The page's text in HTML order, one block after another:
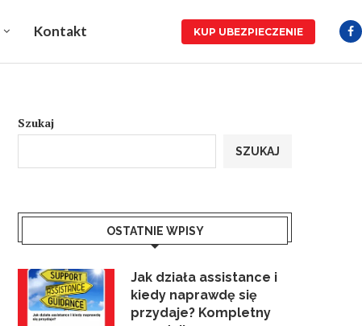
Kontakt KUP UBEZPIECZENIE
Szukaj
SZUKAJ
OSTATNIE WPISY
Jak działa assistance i
kiedy naprawdę się
przydaje? Kompletny